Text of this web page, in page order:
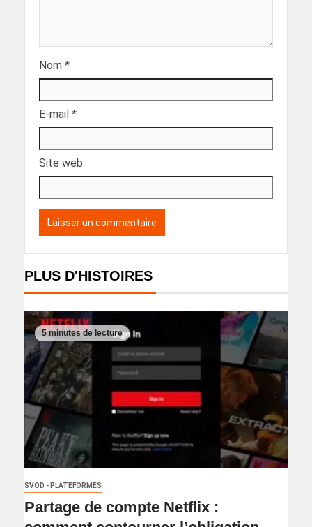
Nom *
E-mail *
Site web
PLUS D'HISTOIRES
5 minutes de lecture
SVOD - PLATEFORMES
Partage de compte Netflix :